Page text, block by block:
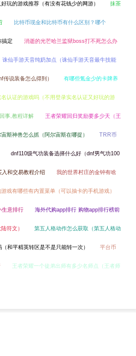
玩的游戏推荐（有没有花钱少的网游） 抹茶
比特币现金和比特币有什么区别？哪个
搞定 消逝的光芒哈兰监狱boss打不死怎么办
诛仙手游天音纯奶加点（诛仙手游天音最牛技能
说装备怎么得到） 有哪些氪金少的卡牌养
认证的游戏吗（不用登录实名认证又好玩的游
事,教程详解 王者荣耀回归奖励要多少天（王
斯神兽怎么抓（阿尔宙斯在哪捉） TRR币
dnf110级气功装备选择什么好（dnf男气功100
和交易教程介绍 我的世界村庄的金钟有啥
戏有哪些有内置菜单（可以抽卡的手机游戏）
生意排行 海外代购app排行 购物app排行榜前
符文） 第五人格动作怎么获取（第五人格动
和平精英转区是不是只能转一次） 平台币
王者荣耀一个徒弟出师有多少名师点（王者师